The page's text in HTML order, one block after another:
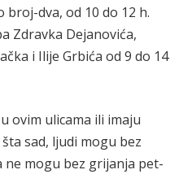
dva, od 10 do 12 h.
Zdravka Dejanovića,
i Ilije Grbića od 9 do 14
ovim ulicama ili imaju
sad, ljudi mogu bez
ne mogu bez grijanja pet-